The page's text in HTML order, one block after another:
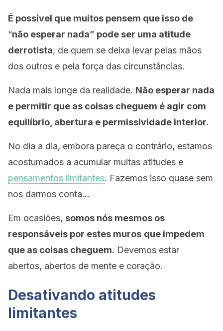
É possível que muitos pensem que isso de
“não esperar nada” pode ser uma atitude
derrotista, de quem se deixa levar pelas mãos
dos outros e pela força das circunstâncias.
Nada mais longe da realidade. Não esperar nada
e permitir que as coisas cheguem é agir com
equilíbrio, abertura e permissividade interior.
No dia a dia, embora pareça o contrário, estamos
acostumados a acumular muitas atitudes e
pensamentos limitantes. Fazemos isso quase sem
nos darmos conta…
Em ocasiões, somos nós mesmos os
responsáveis por estes muros que impedem
que as coisas cheguem. Devemos estar
abertos, abertos de mente e coração.
Desativando atitudes
limitantes